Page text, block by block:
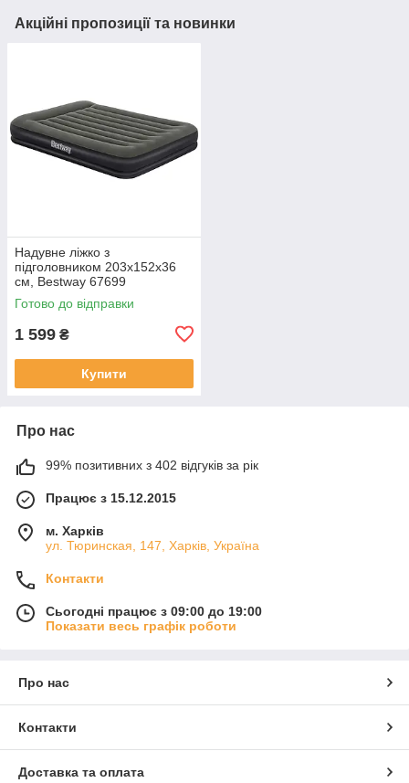
Акційні пропозиції та новинки
Надувне ліжко з
підголовником 203x152x36
см, Bestway 67699
Готово до відправки
1 599 ₴
Купити
Про нас
99% позитивних з 402 відгуків за рік
Працює з 15.12.2015
м. Харків
ул. Тюринская, 147, Харків, Україна
Контакти
Сьогодні працює з 09:00 до 19:00
Показати весь графік роботи
Про нас
Контакти
Доставка та оплата